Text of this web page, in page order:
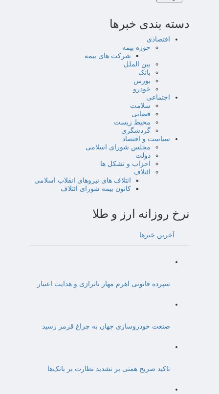
دسته بندی خبرها
اقتصادی
حوزه بیمه
شرکت های بیمه
بین الملل
بانک
بورس
خودرو
اجتماعی
سلامت
قضایی
محیط زیست
گردشگری
سیاست و اقتصاد
مجلس شورای اسلامی
دولت
احزاب و تشکل ها
ائتلاف
ائتلاف های نیروهای انقلاب اسلامی
کانون بیمه شورای ائتلاف
نرخ روزانه ارز و طلا
آخرین خبرها
سپرده قانونی اهرم مهار ناترازی و هدایت اعتبار
صنعت خودروسازی جهان به چراغ قرمز رسید
تاکید صریح همتی بر تشدید نظارت بر بانک‌ها